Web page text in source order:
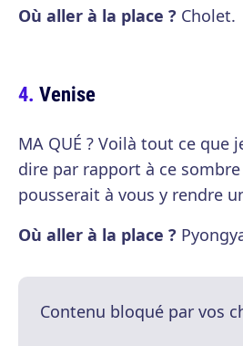
Où aller à la place ? Cholet.
Venise
MA QUÉ ? Voilà tout ce que
dire par rapport à ce
pousserait à vous y rendre
Où aller à la place ?
Contenu bloqué par vos